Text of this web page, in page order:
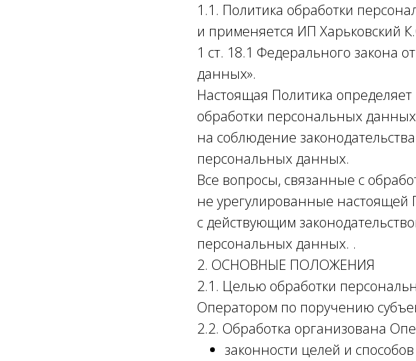
1.1. Политика обработки
и применяется ИП Харьковский
1 ст. 18.1 Федерального закона
данных».
Настоящая Политика
обработки персональных
на соблюдение
персональных данных.
Все вопросы, связанные с
не урегулированные настоящей
с действующим
персональных данных. .
2. ОСНОВНЫЕ ПОЛОЖЕНИЯ
2.1. Целью обработки
Оператором по поручению
2.2. Обработка организована
законности целей и